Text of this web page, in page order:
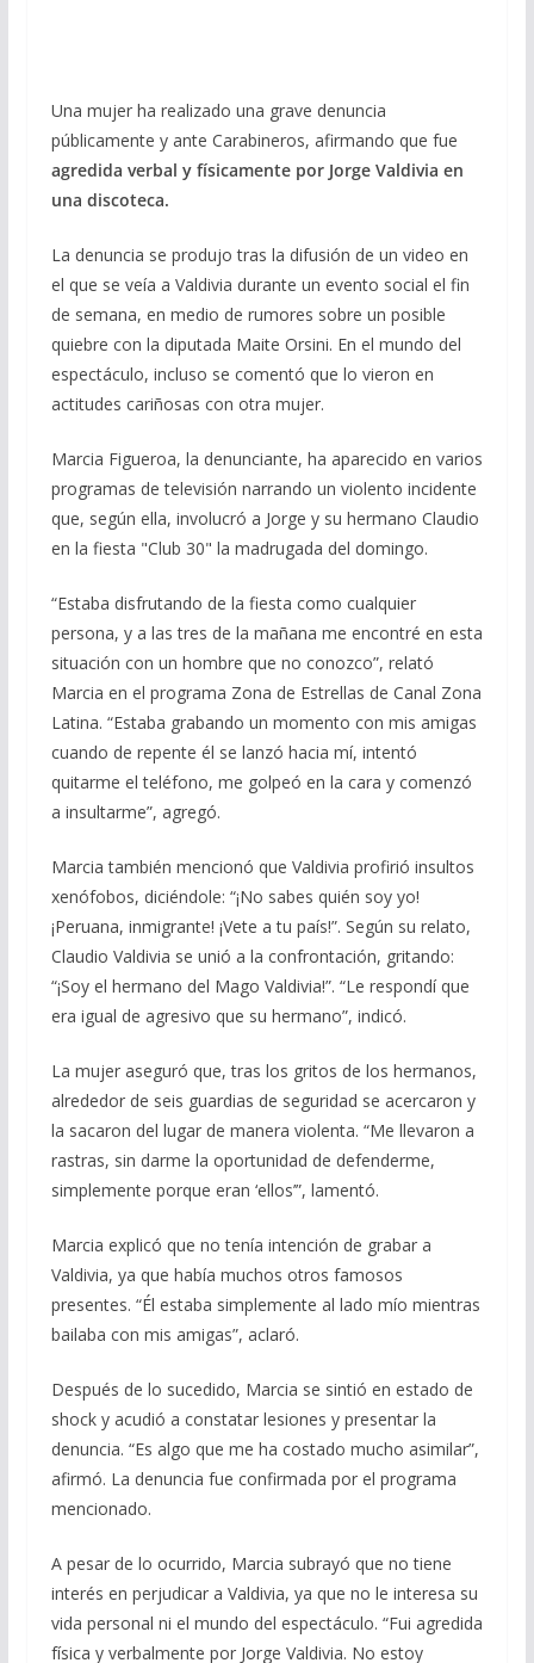
Una mujer ha realizado una grave denuncia
públicamente y ante Carabineros, afirmando que fue
agredida verbal y físicamente por Jorge Valdivia en
una discoteca.
La denuncia se produjo tras la difusión de un video en
el que se veía a Valdivia durante un evento social el fin
de semana, en medio de rumores sobre un posible
quiebre con la diputada Maite Orsini. En el mundo del
espectáculo, incluso se comentó que lo vieron en
actitudes cariñosas con otra mujer.
Marcia Figueroa, la denunciante, ha aparecido en varios
programas de televisión narrando un violento incidente
que, según ella, involucró a Jorge y su hermano Claudio
en la fiesta "Club 30" la madrugada del domingo.
“Estaba disfrutando de la fiesta como cualquier
persona, y a las tres de la mañana me encontré en esta
situación con un hombre que no conozco”, relató
Marcia en el programa Zona de Estrellas de Canal Zona
Latina. “Estaba grabando un momento con mis amigas
cuando de repente él se lanzó hacia mí, intentó
quitarme el teléfono, me golpeó en la cara y comenzó
a insultarme”, agregó.
Marcia también mencionó que Valdivia profirió insultos
xenófobos, diciéndole: “¡No sabes quién soy yo!
¡Peruana, inmigrante! ¡Vete a tu país!”. Según su relato,
Claudio Valdivia se unió a la confrontación, gritando:
“¡Soy el hermano del Mago Valdivia!”. “Le respondí que
era igual de agresivo que su hermano”, indicó.
La mujer aseguró que, tras los gritos de los hermanos,
alrededor de seis guardias de seguridad se acercaron y
la sacaron del lugar de manera violenta. “Me llevaron a
rastras, sin darme la oportunidad de defenderme,
simplemente porque eran ‘ellos’”, lamentó.
Marcia explicó que no tenía intención de grabar a
Valdivia, ya que había muchos otros famosos
presentes. “Él estaba simplemente al lado mío mientras
bailaba con mis amigas”, aclaró.
Después de lo sucedido, Marcia se sintió en estado de
shock y acudió a constatar lesiones y presentar la
denuncia. “Es algo que me ha costado mucho asimilar”,
afirmó. La denuncia fue confirmada por el programa
mencionado.
A pesar de lo ocurrido, Marcia subrayó que no tiene
interés en perjudicar a Valdivia, ya que no le interesa su
vida personal ni el mundo del espectáculo. “Fui agredida
física y verbalmente por Jorge Valdivia. No estoy